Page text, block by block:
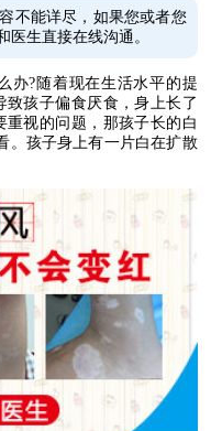
恭贺伍德镜检查系统成功落户!暑期超强福利点击领取!
不能详尽，如果您或者您
医生直接在线沟通。
?随着现在生活水平的提
孩子偏食厌食，身上长了
视的问题，那孩子长的白
。孩子身上有一片白在扩散